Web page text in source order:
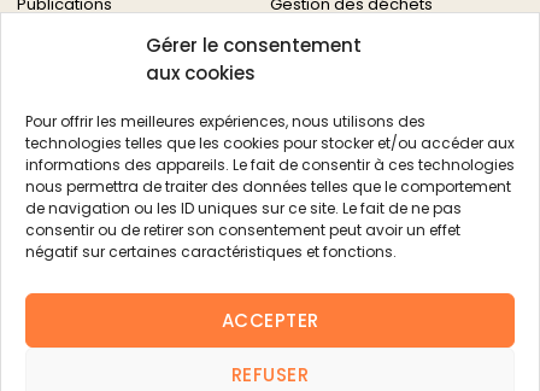
Gérer le consentement
aux cookies
Pour offrir les meilleures expériences, nous utilisons des
technologies telles que les cookies pour stocker et/ou accéder aux
informations des appareils. Le fait de consentir à ces technologies
nous permettra de traiter des données telles que le comportement
de navigation ou les ID uniques sur ce site. Le fait de ne pas
consentir ou de retirer son consentement peut avoir un effet
négatif sur certaines caractéristiques et fonctions.
ACCEPTER
REFUSER
Publications
Gestion des déchets
Culture
Autres services
Économie locale
Agriculture
Filière bois
Environnement
Aides aux entreprises
Aides aux associations
Actualités
FAQ